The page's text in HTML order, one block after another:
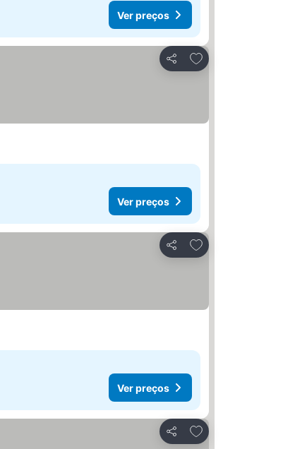
Ver preços
Partilhar
Adicionar aos favoritos
Ver preços
Partilhar
Adicionar aos favoritos
Ver preços
Partilhar
Adicionar aos favoritos